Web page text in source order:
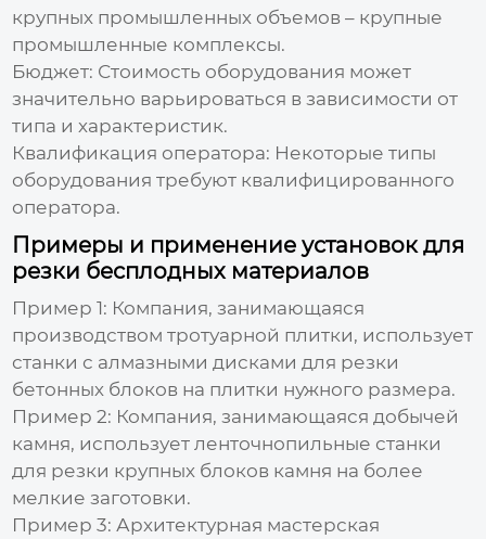
крупных промышленных объемов – крупные
промышленные комплексы.
Бюджет: Стоимость оборудования может
значительно варьироваться в зависимости от
типа и характеристик.
Квалификация оператора: Некоторые типы
оборудования требуют квалифицированного
оператора.
Примеры и применение установок для
резки бесплодных материалов
Пример 1: Компания, занимающаяся
производством тротуарной плитки, использует
станки с алмазными дисками для резки
бетонных блоков на плитки нужного размера.
Пример 2: Компания, занимающаяся добычей
камня, использует ленточнопильные станки
для резки крупных блоков камня на более
мелкие заготовки.
Пример 3: Архитектурная мастерская